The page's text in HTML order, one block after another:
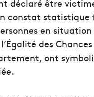
déclaré être
constat
en
des
ont